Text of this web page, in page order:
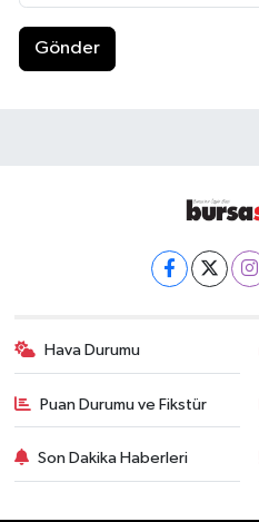
Gönder
Hava Durumu
Puan Durumu ve Fikstür
Son Dakika Haberleri